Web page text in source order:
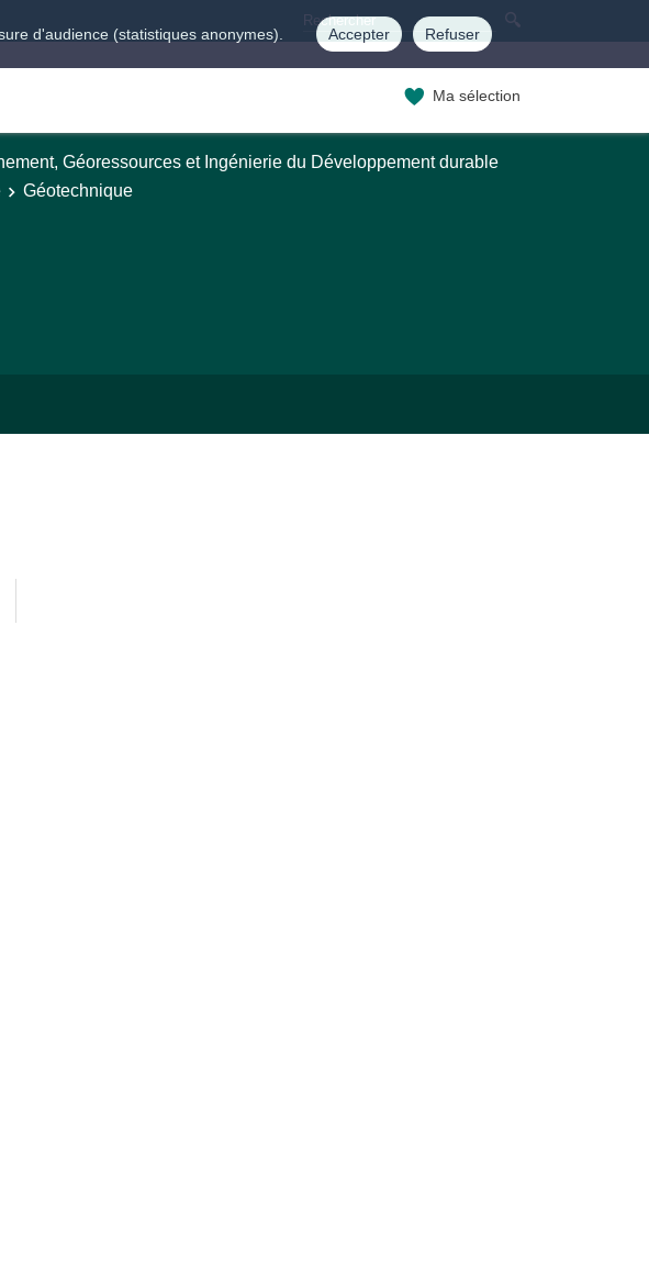
d'audience (statistiques anonymes). Accepter Refuser
Ma sélection
Géoressources et Ingénierie du Développement durable
Géotechnique